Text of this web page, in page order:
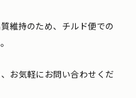
維持のため、チルド便での
お気軽にお問い合わせくだ